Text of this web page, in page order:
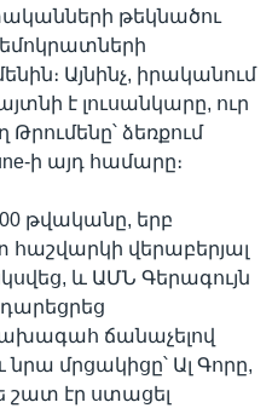
թեկնածու
Այնինչ, իրականում
է լուսանկարը, ուր
ձեռքում
ի այդ համարը։
թվականը, երբ
հաշվարկի վերաբերյալ
և ԱՄՆ Գերագույն
ճանաչելով
մրցակիցը՝ Ալ Գորը,
շատ էր ստացել